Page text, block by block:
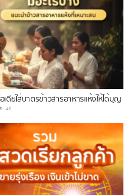
เดียใส่บาตรข้าวสารอาหารแห้งให้ได้บุญ
4K